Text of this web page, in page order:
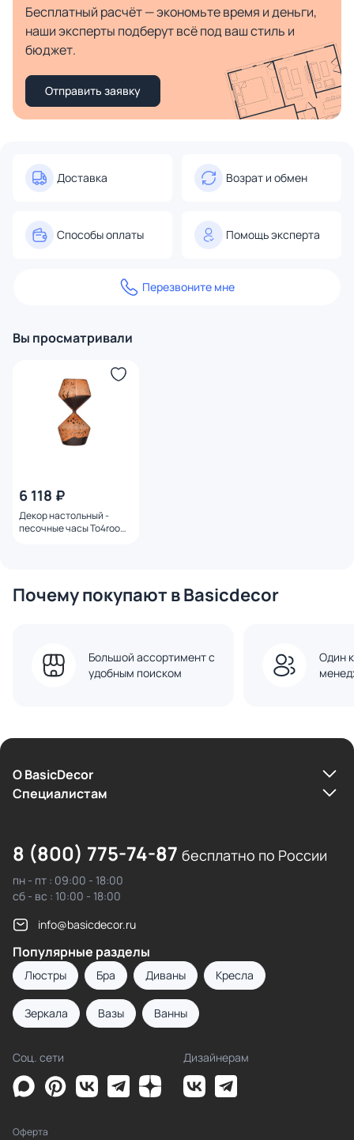
Бесплатный расчёт — экономьте время и деньги,
наши эксперты подберут всё под ваш стиль и
бюджет.
Отправить заявку
Доставка Возрат и обмен
Способы оплаты Помощь эксперта
Перезвоните мне
Вы просматривали
6 118 ₽
Декор настольный -
песочные часы To4rooms
Почему покупают в Basicdecor
Большой ассортимент с
удобным поиском
Один
О BasicDecor
Cпециалистам
8 (800) 775-74-87 бесплатно по России
пн - пт : 09:00 - 18:00
сб - вс : 10:00 - 18:00
info@basicdecor.ru
Популярные разделы
Люстры Бра Диваны Кресла
Зеркала Вазы Ванны
Соц. сети Дизайнерам
Оферта